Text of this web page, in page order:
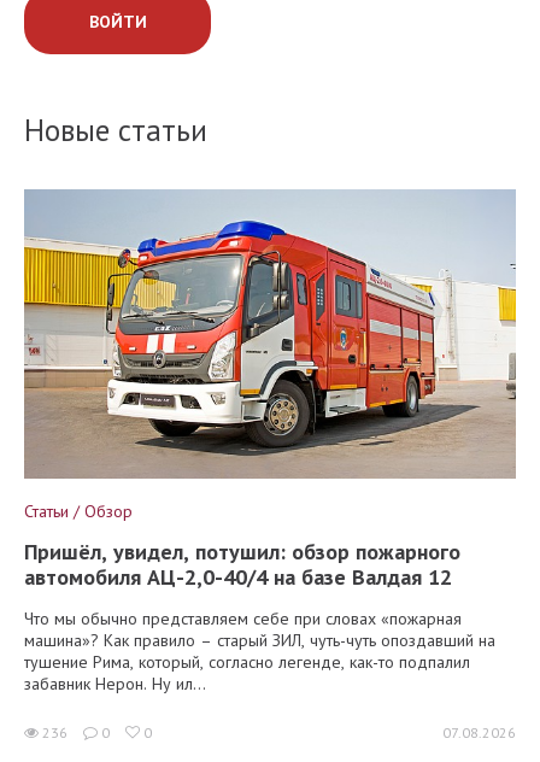
ВОЙТИ
Новые статьи
Статьи / Обзор
Пришёл, увидел, потушил: обзор пожарного
автомобиля АЦ-2,0-40/4 на базе Валдая 12
Что мы обычно представляем себе при словах «пожарная
машина»? Как правило – старый ЗИЛ, чуть-чуть опоздавший на
тушение Рима, который, согласно легенде, как-то подпалил
забавник Нерон. Ну ил...
236 0 0 07.08.2026